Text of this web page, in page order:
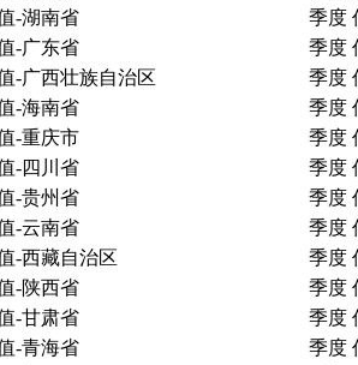
-湖南省
季度
-广东省
季度
-广西壮族自治区
季度
-海南省
季度
-重庆市
季度
-四川省
季度
-贵州省
季度
-云南省
季度
-西藏自治区
季度
-陕西省
季度
-甘肃省
季度
-青海省
季度